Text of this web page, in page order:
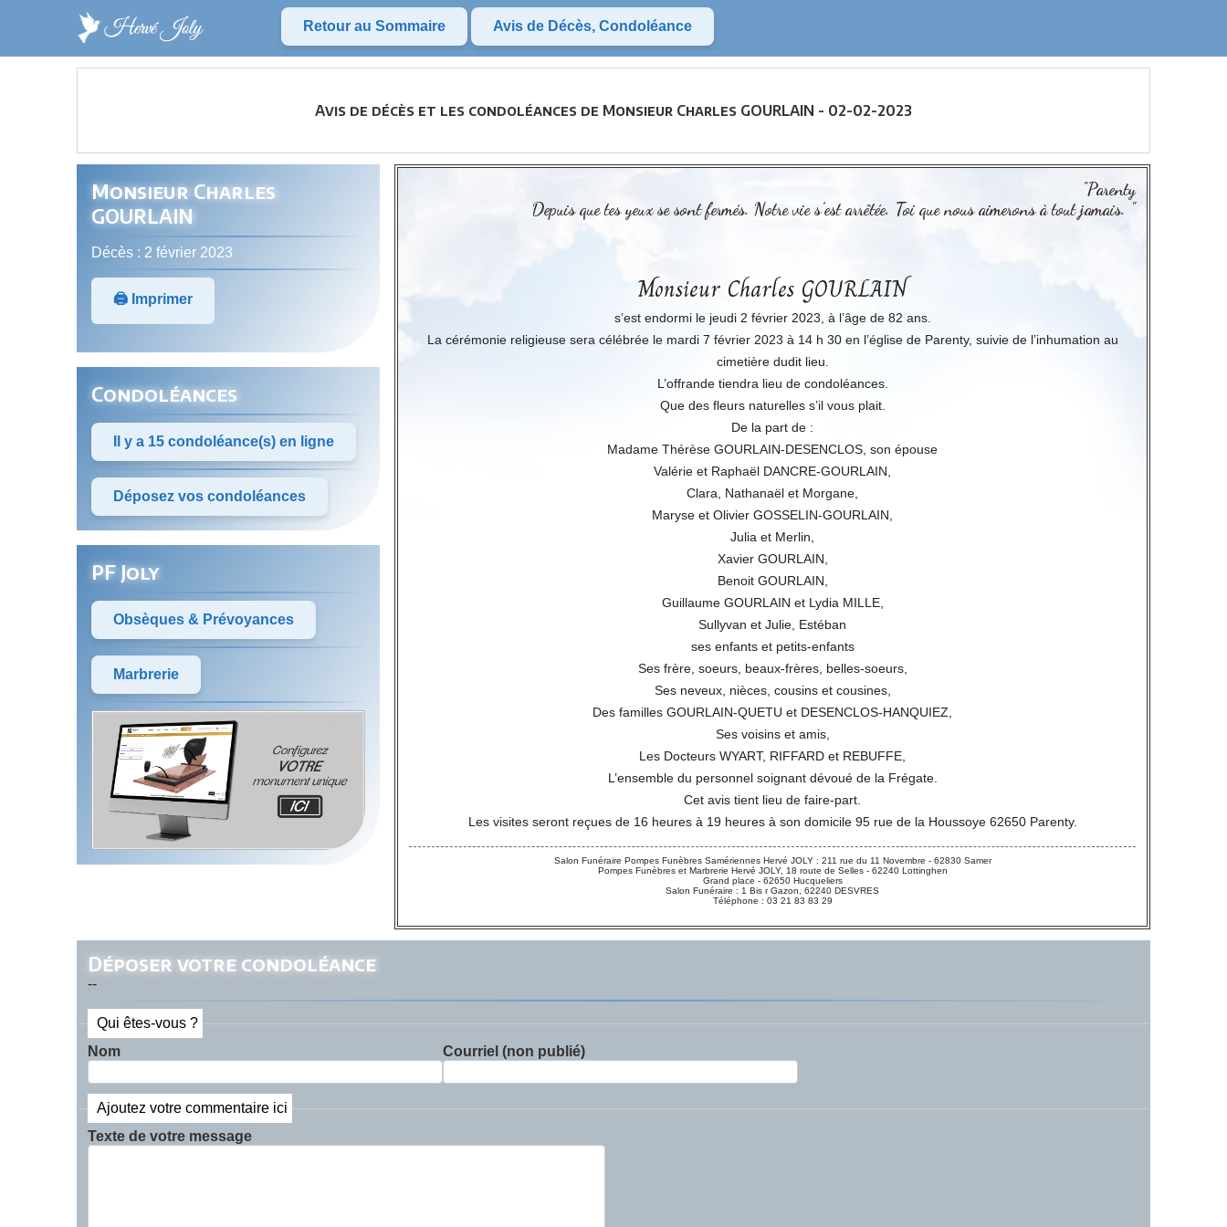
Retour au Sommaire Avis de Décès, Condoléance
Avis de décès et les condoléances de Monsieur Charles GOURLAIN - 02-02-2023
Monsieur Charles
GOURLAIN
Décès : 2 février 2023
🖨️ Imprimer
Condoléances
Il y a 15 condoléance(s) en ligne
Déposez vos condoléances
PF Joly
Obsèques & Prévoyances
Marbrerie
"Parenty
Depuis que tes yeux se sont fermés. Notre vie s’est arrêtée. Toi que nous aimerons à tout jamais. "
Monsieur Charles GOURLAIN
s’est endormi le jeudi 2 février 2023, à l’âge de 82 ans.
La cérémonie religieuse sera célébrée le mardi 7 février 2023 à 14 h 30 en l’église de Parenty, suivie de l’inhumation au
cimetière dudit lieu.
L’offrande tiendra lieu de condoléances.
Que des fleurs naturelles s’il vous plait.
De la part de :
Madame Thérèse GOURLAIN-DESENCLOS, son épouse
Valérie et Raphaël DANCRE-GOURLAIN,
Clara, Nathanaël et Morgane,
Maryse et Olivier GOSSELIN-GOURLAIN,
Julia et Merlin,
Xavier GOURLAIN,
Benoit GOURLAIN,
Guillaume GOURLAIN et Lydia MILLE,
Sullyvan et Julie, Estéban
ses enfants et petits-enfants
Ses frère, soeurs, beaux-frères, belles-soeurs,
Ses neveux, nièces, cousins et cousines,
Des familles GOURLAIN-QUETU et DESENCLOS-HANQUIEZ,
Ses voisins et amis,
Les Docteurs WYART, RIFFARD et REBUFFE,
L’ensemble du personnel soignant dévoué de la Frégate.
Cet avis tient lieu de faire-part.
Les visites seront reçues de 16 heures à 19 heures à son domicile 95 rue de la Houssoye 62650 Parenty.
Salon Funéraire Pompes Funèbres Samériennes Hervé JOLY : 211 rue du 11 Novembre - 62830 Samer
Pompes Funèbres et Marbrerie Hervé JOLY, 18 route de Selles - 62240 Lottinghen
Grand place - 62650 Hucqueliers
Salon Funéraire : 1 Bis r Gazon, 62240 DESVRES
Téléphone : 03 21 83 83 29
Déposer votre condoléance
--
Qui êtes-vous ?
Nom
Courriel (non publié)
Ajoutez votre commentaire ici
Texte de votre message